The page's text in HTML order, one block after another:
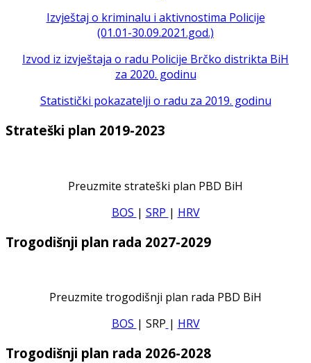
Izvještaj o kriminalu i aktivnostima Policije
(01.01-30.09.2021.god.)
Izvod iz izvještaja o radu Policije Brčko distrikta BiH
za 2020. godinu
Statistički pokazatelji o radu za 2019. godinu
Strateški plan 2019-2023
Preuzmite strateški plan PBD BiH
BOS | SRP | HRV
Trogodišnji plan rada 2027-2029
Preuzmite trogodišnji plan rada PBD BiH
BOS | SRP | HRV
Trogodišnji plan rada 2026-2028